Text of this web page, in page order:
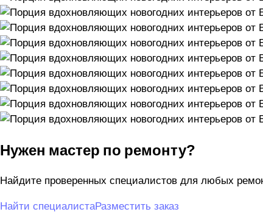
Нужен мастер по ремонту?
Найдите проверенных специалистов для любых
Найти специалистаРазместить заказ